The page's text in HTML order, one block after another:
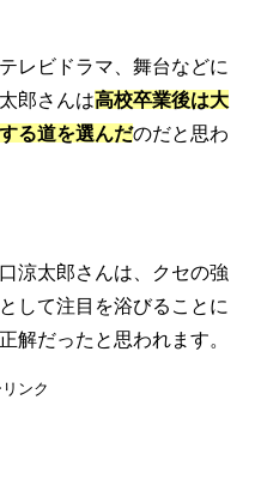
レビドラマ、舞台などに
郎さんは高校卒業後は大
る道を選んだのだと思わ
涼太郎さんは、クセの強
して注目を浴びることに
解だったと思われます。
ンク